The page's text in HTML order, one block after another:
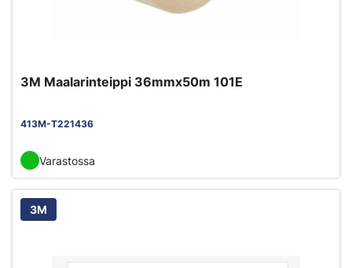
3M Maalarinteippi 36mmx50m 101E
413M-T221436
Varastossa
3M